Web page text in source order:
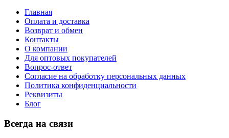
Главная
Оплата и доставка
Возврат и обмен
Контакты
О компании
Для оптовых покупателей
Вопрос-ответ
Согласие на обработку персональных данных
Политика конфиденциальности
Реквизиты
Блог
Всегда на связи